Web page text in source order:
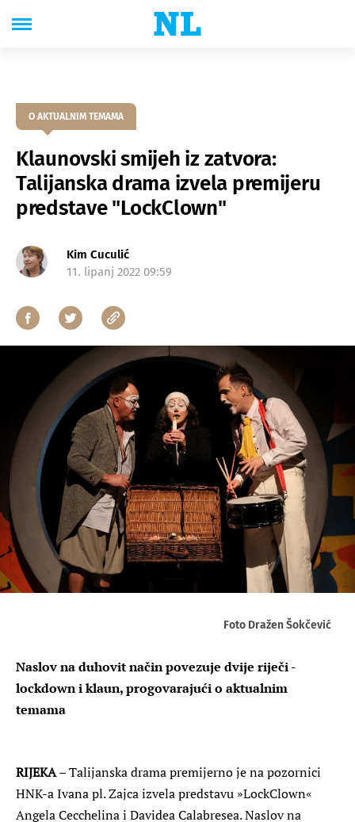
O AKTUALNIM TEMAMA
Klaunovski smijeh iz zatvora:
Talijanska drama izvela premijeru
predstave "LockClown"
Kim Cuculić
11. lipanj 2022 09:59
Foto Dražen Šokčević
Naslov na duhovit način povezuje dvije riječi -
lockdown i klaun, progovarajući o aktualnim
temama
RIJEKA– Talijanska drama premijerno je na pozornici
HNK-a Ivana pl. Zajca izvela predstavu »LockClown«
Angela Cecchelina i Davidea Calabresea. Naslov na